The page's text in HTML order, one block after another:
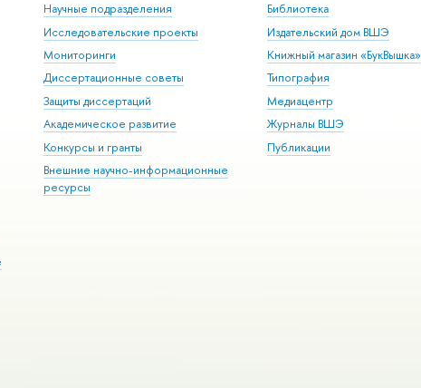
Научные подразделения
Исследовательские проекты
Мониторинги
Диссертационные советы
Защиты диссертаций
Академическое развитие
Конкурсы и гранты
Внешние научно-информационные
ресурсы
Библиотека
Издательский дом ВШЭ
Книжный магазин «БукВышка»
Типография
Медиацентр
Журналы ВШЭ
Публикации